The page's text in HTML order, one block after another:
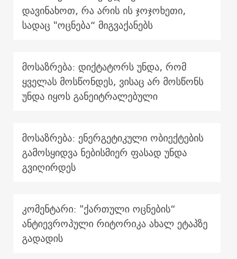
დავინახოთ, რა არის ის ჯოჯოხეთი,
სადაც "ოცნება“ მიგვაქანებს
მოსაზრება: დიქტატორს უნდა, რომ
ყველას მოსწონდეს, ვისაც არ მოსწონს
უნდა იყოს განეიტრალებული
მოსაზრება: ენერგეტიკული ობიექტების
გამოსყიდვა ნებისმიერ ფასად უნდა
გვიღირდეს
კომენტარი: "ქართული ოცნების“
ანტიევროპული რიტორიკა ახალ ეტაპზე
გადადის